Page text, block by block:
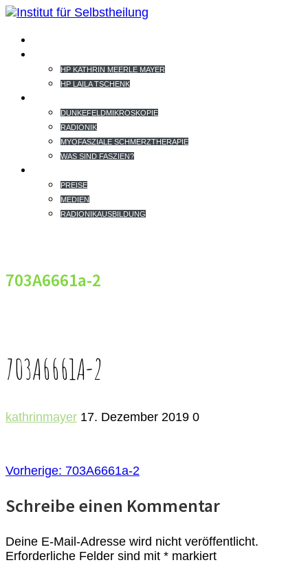
HP KATHRIN MEERLE MAYER
HP LAILA TSCHENK
DUNKEFELDMIKROSKOPIE
RADIONIK
MYOFASZIALE SCHMERZTHERAPIE
WAS SIND FASZIEN?
PREISE
MEDIEN
RADIONIKAUSBILDUNG
703A6661a-2
703A6661A-2
kathrinmayer 17. Dezember 2019 0
BEITRAGSNAVIGATION
Vorherige: Vorheriger
703A6661a-2
Schreibe einen Kommentar
Deine E-Mail-Adresse wird nicht veröffentlicht.
Erforderliche Felder sind mit * markiert